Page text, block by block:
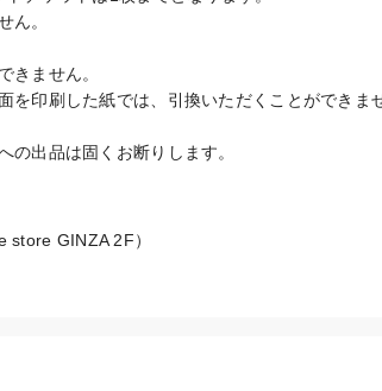
ん。
きません。
を印刷した紙では、引換いただくことができま
の出品は固くお断りします。